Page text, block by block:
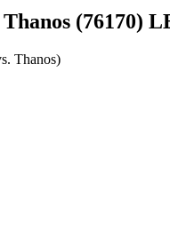
(76170)
Thanos)